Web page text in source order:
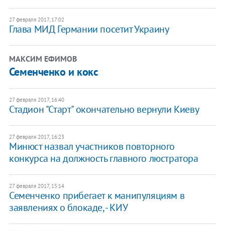
27 февраля 2017, 17:02
Глава МИД Германии посетит Украину
МАКСИМ ЕФИМОВ
Семенченко и кокс
27 февраля 2017, 16:40
Стадион "Старт" окончательно вернули Киеву
27 февраля 2017, 16:23
Минюст назвал участников повторного
конкурса на должность главного люстратора
27 февраля 2017, 15:14
Семенченко прибегает к манипуляциям в
заявлениях о блокаде, - КИУ